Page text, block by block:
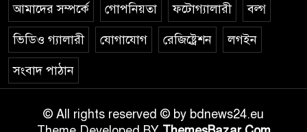
আমাদের সম্পর্কে গোপনিয়তা ফটোগ্যালারী বল্গ
ভিডিও গ্যালারী যোগাযোগ রেজিষ্ট্রেশন লগইন
সংবাদ পাঠান
© All rights reserved © by bdnews24.eu